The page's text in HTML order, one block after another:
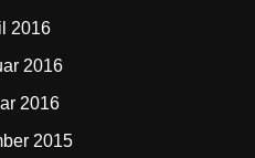
2016
2016
2016
2015